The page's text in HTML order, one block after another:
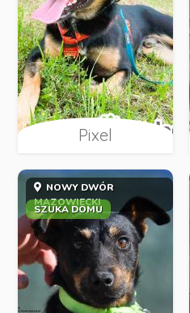
Pixel
NOWY DWÓR
MAZOWIECKI
SZUKA DOMU